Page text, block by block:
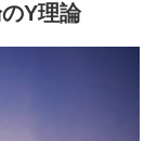
Y理論